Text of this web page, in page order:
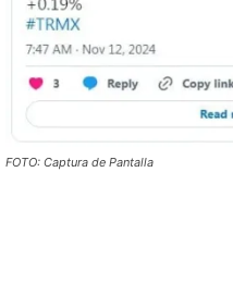
FOTO: Captura de Pantalla